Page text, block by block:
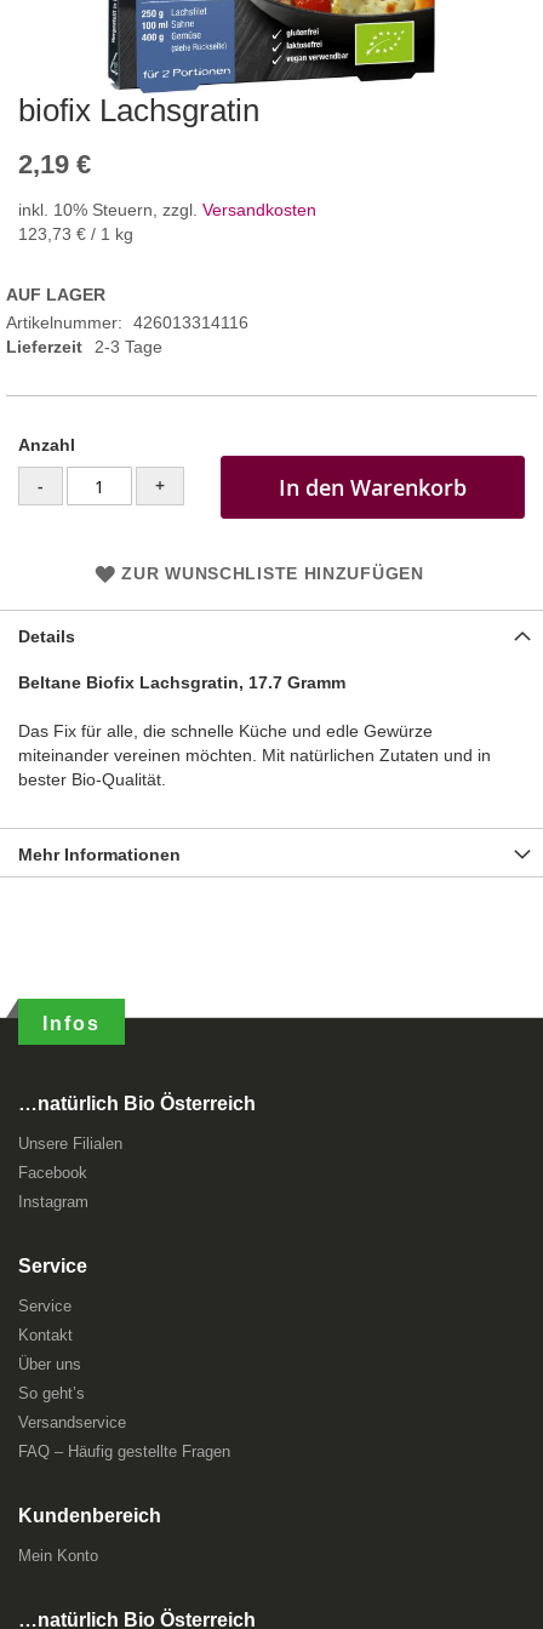
biofix Lachsgratin
2,19 €
inkl. 10% Steuern, zzgl. Versandkosten
123,73 € / 1 kg
AUF LAGER
Artikelnummer
426013314116
Lieferzeit
2-3 Tage
Anzahl
- + In den Warenkorb
ZUR WUNSCHLISTE HINZUFÜGEN
Details
Beltane Biofix Lachsgratin, 17.7 Gramm
Das Fix für alle, die schnelle Küche und edle Gewürze
miteinander vereinen möchten. Mit natürlichen Zutaten und in
bester Bio-Qualität.
Mehr Informationen
Infos
…natürlich Bio Österreich
Unsere Filialen
Facebook
Instagram
Service
Service
Kontakt
Über uns
So geht’s
Versandservice
FAQ – Häufig gestellte Fragen
Kundenbereich
Mein Konto
…natürlich Bio Österreich